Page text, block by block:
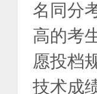
名同分
高的考
愿投档
技术成